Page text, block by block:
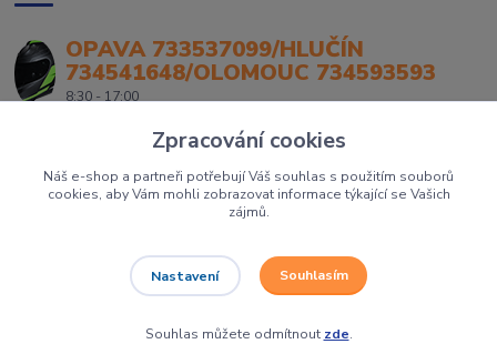
OPAVA 733537099/HLUČÍN
734541648/OLOMOUC 734593593
8:30 - 17:00
Největší prodejce motorek, čtyřkolek a skútrů na Severní Moravě to je
Zpracování cookies
Náš e-shop a partneři potřebují Váš souhlas s použitím souborů
cookies, aby Vám mohli zobrazovat informace týkající se Vašich
zájmů.
Nastavení Souhlasím
Souhlas můžete odmítnout zde.